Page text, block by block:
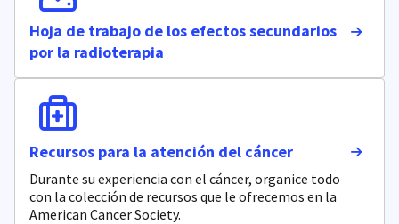
Hoja de trabajo de los efectos secundarios
por la radioterapia
Recursos para la atención del cáncer
Durante su experiencia con el cáncer, organice todo
con la colección de recursos que le ofrecemos en la
American Cancer Society.